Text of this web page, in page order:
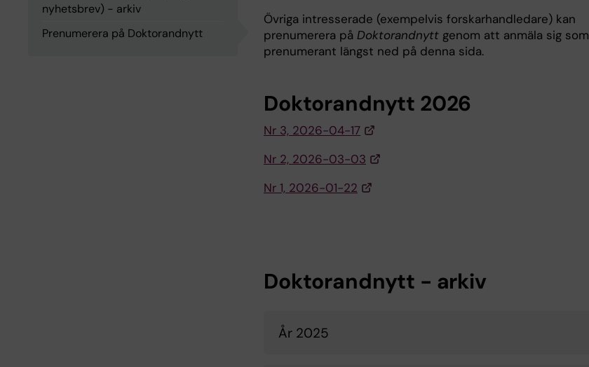
nyhetsbrev) - arkiv
Prenumerera på Doktorandnytt
Övriga intresserade (exempelvis forskarhandledare) kan
prenumerera på Doktorandnytt genom att anmäla sig som
prenumerant längst ned på denna sida.
Doktorandnytt 2026
Nr 3, 2026-04-17
Nr 2, 2026-03-03
Nr 1, 2026-01-22
Doktorandnytt - arkiv
År 2025